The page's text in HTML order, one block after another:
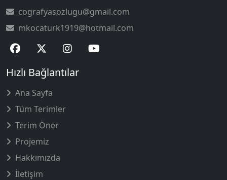
cografyasozlugu@gmail.com
mkocaturk1919@hotmail.com
Hızlı Bağlantılar
Ana Sayfa
Tüm Terimler
Terim Öner
Projemiz
Hakkımızda
İletişim